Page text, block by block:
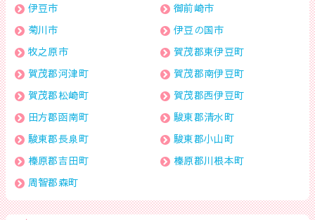
伊豆市
御前崎市
菊川市
伊豆の国市
牧之原市
賀茂郡東伊豆町
賀茂郡河津町
賀茂郡南伊豆町
賀茂郡松崎町
賀茂郡西伊豆町
田方郡函南町
駿東郡清水町
駿東郡長泉町
駿東郡小山町
榛原郡吉田町
榛原郡川根本町
周智郡森町